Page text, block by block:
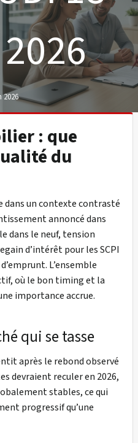
2026
: que
du
dans un contexte contrasté
annoncé dans
dans le neuf, tension
d’intérêt pour les SCPI
L’ensemble
où le bon timing et la
importance accrue.
qui se tasse
après le rebond observé
devraient reculer en 2026,
stables, ce qui
progressif qu’une